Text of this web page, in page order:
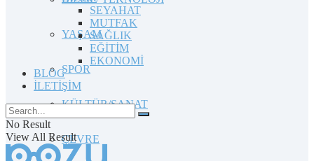
YAŞAM
SPOR
KÜLTÜR/SANAT
ÇEVRE
SEYAHAT
MUTFAK
SAĞLIK
EĞİTİM
EKONOMİ
BLOG
İLETİŞİM
No Result
View All Result